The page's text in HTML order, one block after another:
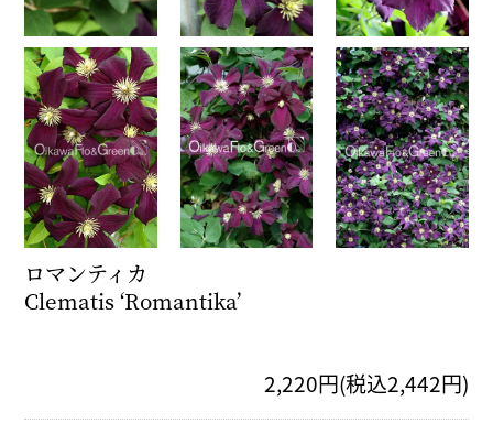
ロマンティカ
Clematis ‘Romantika’
2,220円(税込2,442円)